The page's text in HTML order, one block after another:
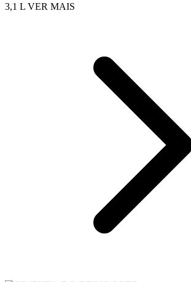
3,1 L VER MAIS